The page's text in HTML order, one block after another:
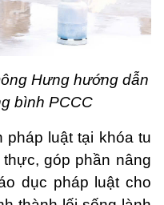
Hưng hướng dẫn
bình PCCC
pháp luật tại khóa tu
góp phần nâng
dục pháp luật cho